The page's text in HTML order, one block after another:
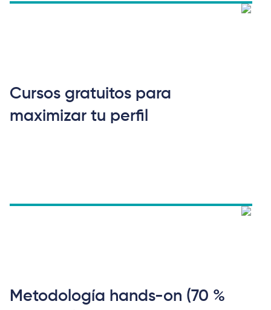
Cursos gratuitos para
maximizar tu perfil
Metodología hands-on (70 %